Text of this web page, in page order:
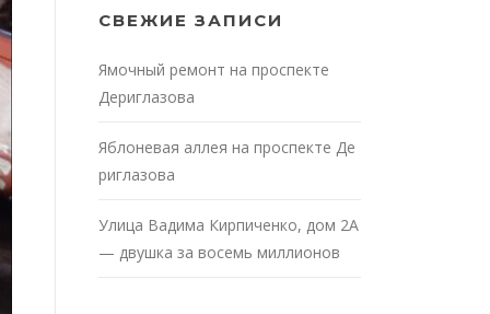
СВЕЖИЕ ЗАПИСИ
Ямочный ремонт на проспекте
Дериглазова
Яблоневая аллея на проспекте Де
риглазова
Улица Вадима Кирпиченко, дом 2А
— двушка за восемь миллионов